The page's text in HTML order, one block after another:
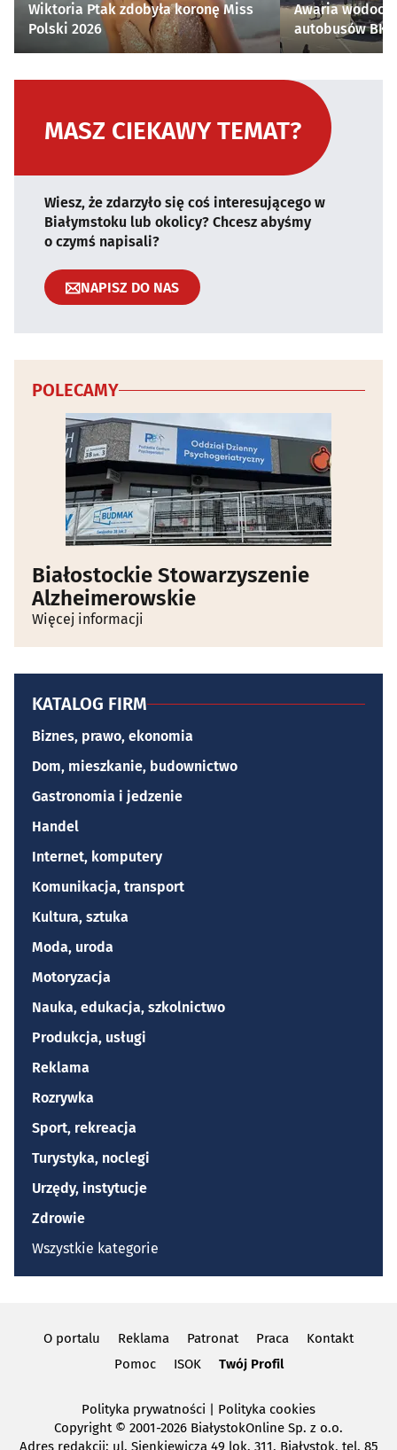
Wiktoria Ptak zdobyła koronę Miss
Polski 2026
Awaria
autobusów
MASZ CIEKAWY TEMAT?
Wiesz, że zdarzyło się coś interesującego w
Białymstoku lub okolicy? Chcesz abyśmy
o czymś napisali?
NAPISZ DO NAS
POLECAMY
Białostockie Stowarzyszenie
Alzheimerowskie
Więcej informacji
KATALOG FIRM
Biznes, prawo, ekonomia
Dom, mieszkanie, budownictwo
Gastronomia i jedzenie
Handel
Internet, komputery
Komunikacja, transport
Kultura, sztuka
Moda, uroda
Motoryzacja
Nauka, edukacja, szkolnictwo
Produkcja, usługi
Reklama
Rozrywka
Sport, rekreacja
Turystyka, noclegi
Urzędy, instytucje
Zdrowie
Wszystkie kategorie
O portalu Reklama Patronat Praca
Kontakt
Pomoc
ISOK Twój Profil
Polityka prywatności
Polityka cookies
Copyright© 2001-2026 BiałystokOnline Sp. z o.o.